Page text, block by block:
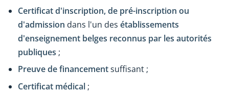
Certificat d'inscription, de pré-inscription ou
d'admission dans l'un des établissements
d'enseignement belges reconnus par les autorités
publiques ;
Preuve de financementsuffisant ;
Certificat médical ;